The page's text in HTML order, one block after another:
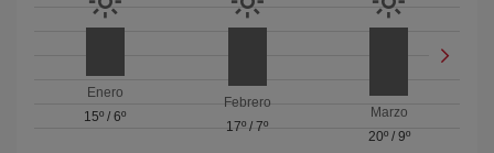
Enero
15º /6º
Febrero
17º / 7º
Marzo
20º/ 9º